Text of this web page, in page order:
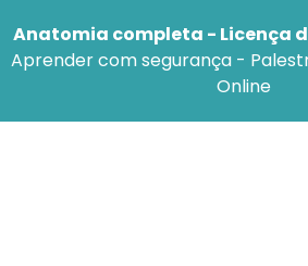
Anatomia completa - Licença
Aprender com segurança -
Online